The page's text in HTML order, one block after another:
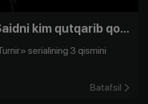
🤔 2-qism oxirida Saidni kim qutqarib qoldi?
Batafsil